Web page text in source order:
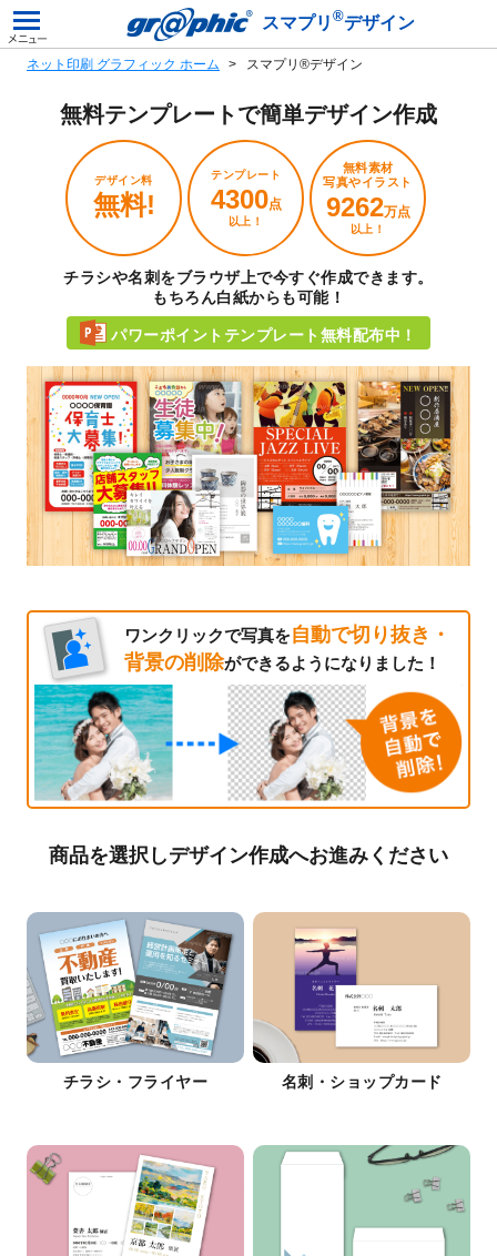
スマプリ ®デザイン
ネット印刷 グラフィック ホーム スマプリ®デザイン
無料テンプレートで簡単デザイン作成
デザイン料
無料!
テンプレート
4300点
以上！
無料素材
写真やイラスト
9262万点
以上！
チラシや名刺をブラウザ上で今すぐ作成できます。
もちろん白紙からも可能！
パワーポイントテンプレート無料配布中！
ワンクリックで写真を自動で切り抜き・
背景の削除ができるようになりました！
商品を選択しデザイン作成へお進みください
チラシ・フライヤー 名刺・ショップカード